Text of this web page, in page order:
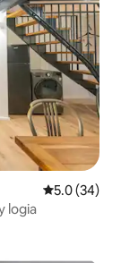
Calificación
5.0 (34)
logia